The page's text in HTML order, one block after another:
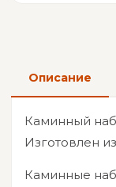
Описание
Каминный
Изготовлен
Каминные